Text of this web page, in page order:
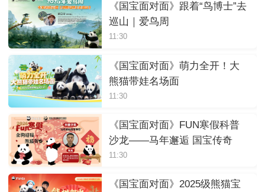
《国宝面对面》跟着“鸟博士”去
巡山｜爱鸟周
11:30
《国宝面对面》萌力全开！大
熊猫带娃名场面
11:30
《国宝面对面》FUN寒假科普
沙龙——马年邂逅 国宝传奇
11:30
《国宝面对面》2025级熊猫宝